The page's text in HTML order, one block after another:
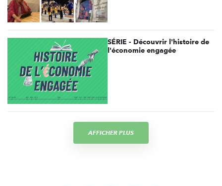
SÉRIE - Découvrir l'histoire de
l'économie engagée
AFFICHER PLUS